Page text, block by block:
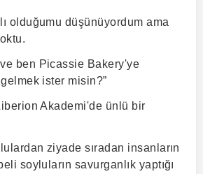
olduğumu düşünüyordum ama
ben Picassie Bakery'ye
ister misin?”
Akademi'de ünlü bir
ziyade sıradan insanların
soyluların savurganlık yaptığı